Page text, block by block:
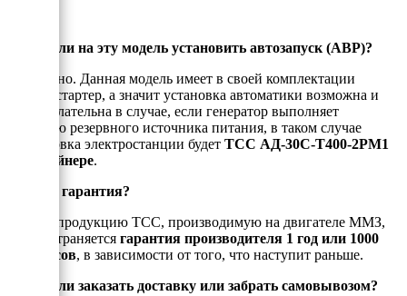
Можно ли на эту модель установить автозапуск (АВР)?
Да, можно. Данная модель имеет в своей комплектации
электростартер, а значит установка автоматики возможна и
даже желательна в случае, если генератор выполняет
функцию резервного источника питания, в таком случае
маркировка электростанции будет ТСС АД-30С-Т400-2РМ1
в контейнере.
Есть ли гарантия?
На всю продукцию ТСС, производимую на двигателе ММЗ,
распространяется гарантия производителя 1 год или 1000
моточасов, в зависимости от того, что наступит раньше.
Можно ли заказать доставку или забрать самовывозом?